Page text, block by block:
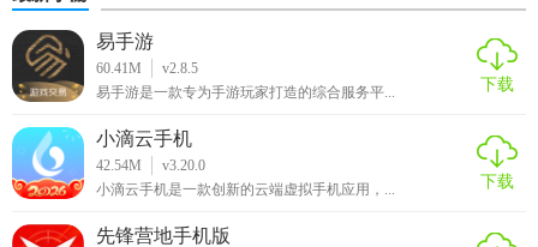
易手游
60.41M
v2.8.5
易手游是一款专为手游玩家打造的综合服务平...
下载
小滴云手机
42.54M
v3.20.0
小滴云手机是一款创新的云端虚拟手机应用，...
下载
先锋营地手机版